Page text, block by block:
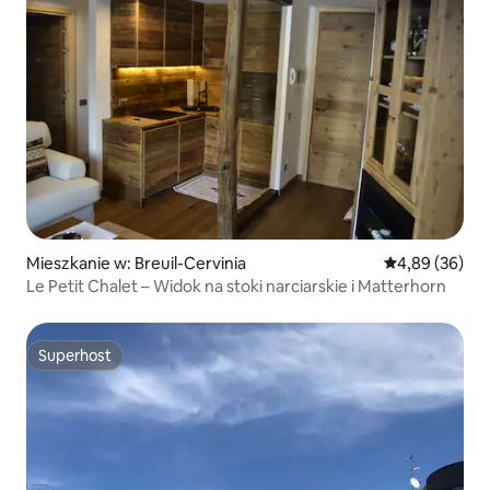
Mieszkanie w: Breuil-Cervinia Średnia
4,89 (36)
Le Petit Chalet – Widok na stoki narciarskie i Matterhorn
Superhost
Superhost